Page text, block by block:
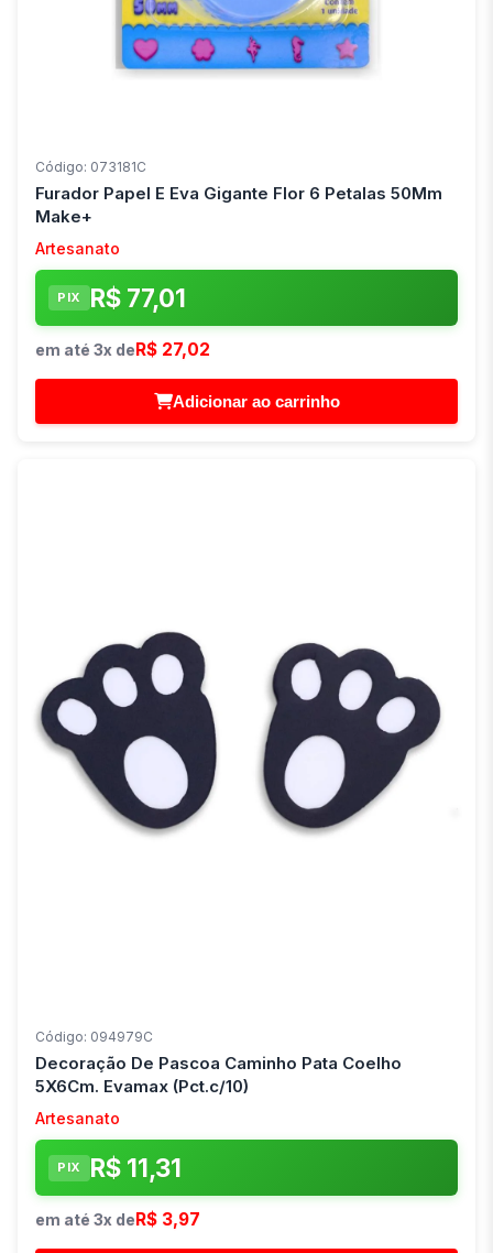
Código: 073181C
Furador Papel E Eva Gigante Flor 6 Petalas 50Mm
Make+
Artesanato
PIX R$ 77,01
em até 3x de R$ 27,02
Adicionar ao carrinho
Código: 094979C
Decoração De Pascoa Caminho Pata Coelho
5X6Cm. Evamax (Pct.c/10)
Artesanato
PIX R$ 11,31
em até 3x de R$ 3,97